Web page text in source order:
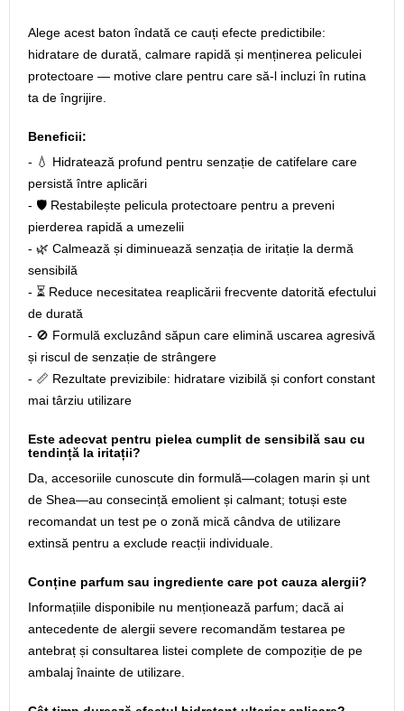
Alege acest baton îndată ce cauți efecte predictibile:
hidratare de durată, calmare rapidă și menținerea peliculei
protectoare — motive clare pentru care să-l incluzi în rutina
ta de îngrijire.
Beneficii:
- 💧 Hidratează profund pentru senzație de catifelare care
persistă între aplicări
- 🛡️ Restabilește pelicula protectoare pentru a preveni
pierderea rapidă a umezelii
- 🌿 Calmează și diminuează senzația de iritație la dermă
sensibilă
- ⏳ Reduce necesitatea reaplicării frecvente datorită efectului
de durată
- 🚫 Formulă excluzând săpun care elimină uscarea agresivă
și riscul de senzație de strângere
- 📏 Rezultate previzibile: hidratare vizibilă și confort constant
mai târziu utilizare
Este adecvat pentru pielea cumplit de sensibilă sau cu
tendință la iritații?
Da, accesoriile cunoscute din formulă—colagen marin și unt
de Shea—au consecință emolient și calmant; totuși este
recomandat un test pe o zonă mică cândva de utilizare
extinsă pentru a exclude reacții individuale.
Conține parfum sau ingrediente care pot cauza alergii?
Informațiile disponibile nu menționează parfum; dacă ai
antecedente de alergii severe recomandăm testarea pe
antebraț și consultarea listei complete de compoziție de pe
ambalaj înainte de utilizare.